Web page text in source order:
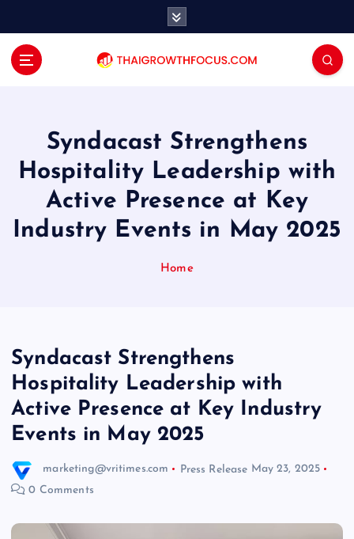
Syndacast Strengthens
Hospitality Leadership with
Active Presence at Key
Industry Events in May 2025
Home
Syndacast Strengthens
Hospitality Leadership with
Active Presence at Key Industry
Events in May 2025
marketing@vritimes.com Press Release May 23, 2025
0 Comments